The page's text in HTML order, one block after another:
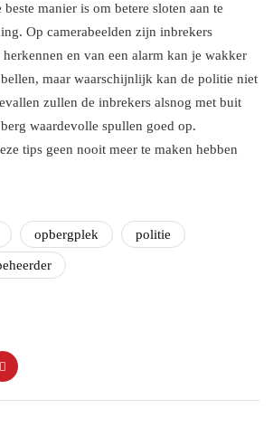
beste manier is om betere sloten aan te
Op camerabeelden zijn inbrekers
en van een alarm kan je wakker
maar waarschijnlijk kan de politie niet
zullen de inbrekers alsnog met buit
waardevolle spullen goed op.
tips geen nooit meer te maken hebben
opbergplek politie